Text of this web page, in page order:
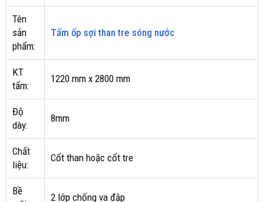
Tên
sản
phẩm:
Tấm ốp sợi than tre sóng nước
KT
tấm:
1220 mm x 2800 mm
Độ
dày:
8mm
Chất
liệu:
Cốt than hoặc cốt tre
Bề
2 lớp chống va đập